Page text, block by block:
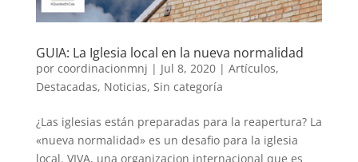
GUIA: La Iglesia local en la nueva normalidad
por coordinacionmnj | Jul 8, 2020| Artículos,
Destacadas, Noticias, Sin categoría
¿Las iglesias están preparadas para la reapertura? La
«nueva normalidad» es un desafio para la iglesia
local. VIVA, una organizacion internacional que es